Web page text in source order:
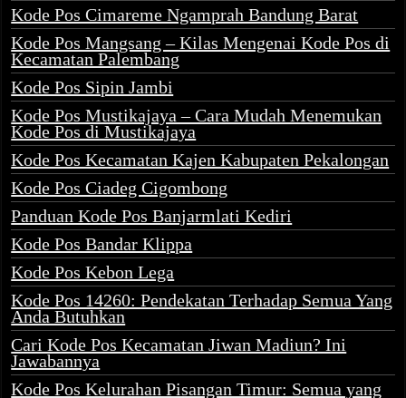
Kode Pos Cimareme Ngamprah Bandung Barat
Kode Pos Mangsang – Kilas Mengenai Kode Pos di
Kecamatan Palembang
Kode Pos Sipin Jambi
Kode Pos Mustikajaya – Cara Mudah Menemukan
Kode Pos di Mustikajaya
Kode Pos Kecamatan Kajen Kabupaten Pekalongan
Kode Pos Ciadeg Cigombong
Panduan Kode Pos Banjarmlati Kediri
Kode Pos Bandar Klippa
Kode Pos Kebon Lega
Kode Pos 14260: Pendekatan Terhadap Semua Yang
Anda Butuhkan
Cari Kode Pos Kecamatan Jiwan Madiun? Ini
Jawabannya
Kode Pos Kelurahan Pisangan Timur: Semua yang